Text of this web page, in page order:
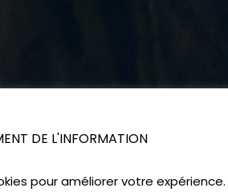
DE L'INFORMATION
pour améliorer votre expérience.